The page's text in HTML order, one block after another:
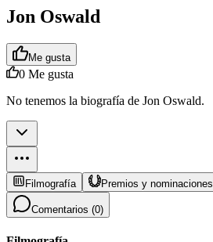
Jon Oswald
Me gusta
0 Me gusta
No tenemos la biografía de Jon Oswald.
Filmografía Premios y nominaciones
Comentarios (0)